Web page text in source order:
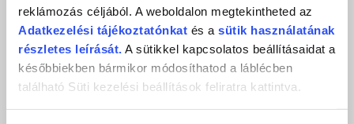
reklámozás céljából. A weboldalon megtekintheted az
Adatkezelési tájékoztatónkat és a sütik használatának
részletes leírását. A sütikkel kapcsolatos beállításaidat a
későbbiekben bármikor módosíthatod a láblécben
található Süti kezelési beállítások feliratra kattintva.
0 / 5
Még nincs értékelve.
LEGYÉL TE AZ ELSŐ